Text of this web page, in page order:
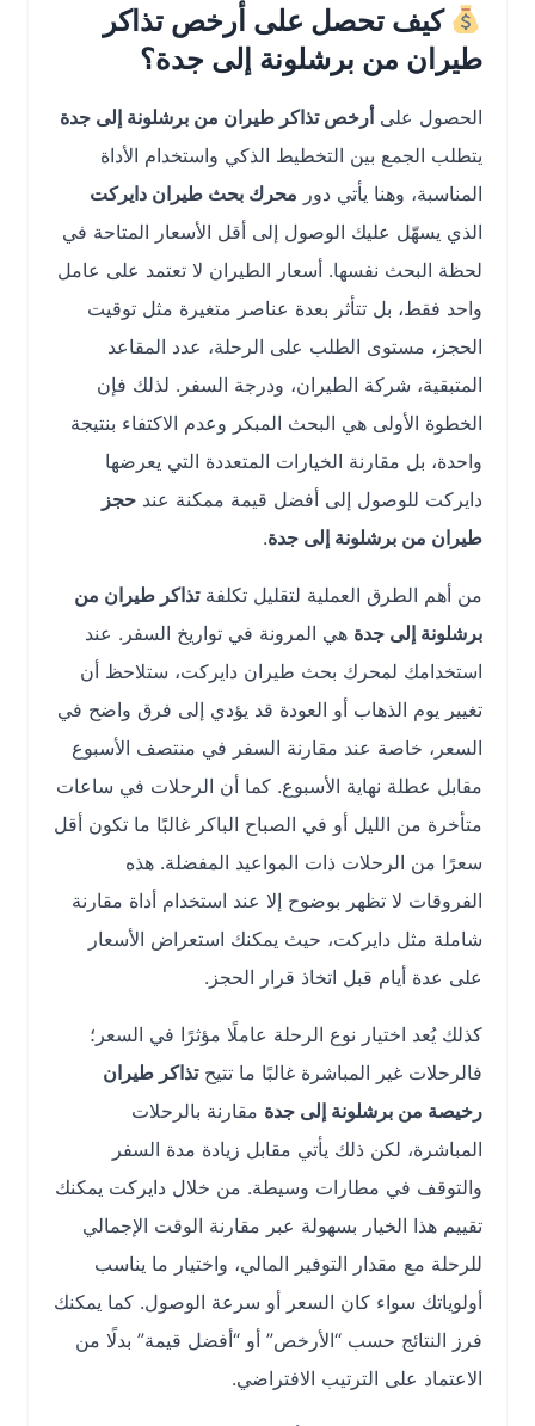
كيف تحصل على أرخص تذاكر
طيران من برشلونة إلى جدة؟
الحصول علىأرخص تذاكر طيران من برشلونة إلى جدة
يتطلب الجمع بين التخطيط الذكي واستخدام الأداة
المناسبة، وهنا يأتي دور محرك بحث طيران دايركت
الذي يسهّل عليك الوصول إلى أقل الأسعار المتاحة في
لحظة البحث نفسها. أسعار الطيران لا تعتمد على عامل
واحد فقط، بل تتأثر بعدة عناصر متغيرة مثل توقيت
الحجز، مستوى الطلب على الرحلة، عدد المقاعد
المتبقية، شركة الطيران، ودرجة السفر. لذلك فإن
الخطوة الأولى هي البحث المبكر وعدم الاكتفاء بنتيجة
واحدة، بل مقارنة الخيارات المتعددة التي يعرضها
دايركت للوصول إلى أفضل قيمة ممكنة عندحجز
طيران من برشلونة إلى جدة.
من أهم الطرق العملية لتقليل تكلفة تذاكر طيران من
برشلونة إلى جدةهي المرونة في تواريخ السفر. عند
استخدامك لمحرك بحث طيران دايركت، ستلاحظ أن
تغيير يوم الذهاب أو العودة قد يؤدي إلى فرق واضح في
السعر، خاصة عند مقارنة السفر في منتصف الأسبوع
مقابل عطلة نهاية الأسبوع. كما أن الرحلات في ساعات
متأخرة من الليل أو في الصباح الباكر غالبًا ما تكون أقل
سعرًا من الرحلات ذات المواعيد المفضلة. هذه
الفروقات لا تظهر بوضوح إلا عند استخدام أداة مقارنة
شاملة مثل دايركت، حيث يمكنك استعراض الأسعار
على عدة أيام قبل اتخاذ قرار الحجز.
كذلك يُعد اختيار نوع الرحلة عاملًا مؤثرًا في السعر؛
فالرحلات غير المباشرة غالبًا ما تتيحتذاكر طيران
رخيصة من برشلونة إلى جدةمقارنة بالرحلات
المباشرة، لكن ذلك يأتي مقابل زيادة مدة السفر
والتوقف في مطارات وسيطة. من خلال دايركت يمكنك
تقييم هذا الخيار بسهولة عبر مقارنة الوقت الإجمالي
للرحلة مع مقدار التوفير المالي، واختيار ما يناسب
أولوياتك سواء كان السعر أو سرعة الوصول. كما يمكنك
فرز النتائج حسب “الأرخص” أو “أفضل قيمة” بدلًا من
الاعتماد على الترتيب الافتراضي.